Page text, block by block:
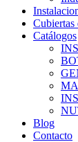
Cubiertas
Catálogos
Blog
Contacto